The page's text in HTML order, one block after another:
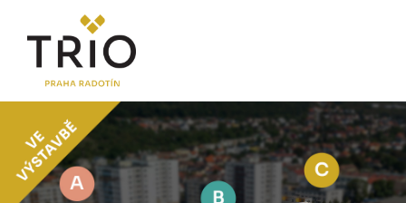
O PROJEKTU
Proč TRIO Radotín
FAQ sekce